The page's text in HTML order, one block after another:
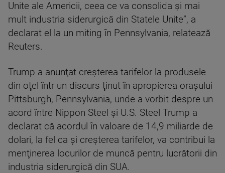
Unite ale Americii, ceea ce va consolida şi mai
mult industria siderurgică din Statele Unite”, a
declarat el la un miting în Pennsylvania, relatează
Reuters.
Trump a anunţat creşterea tarifelor la produsele
din oţel într-un discurs ţinut în apropierea oraşului
Pittsburgh, Pennsylvania, unde a vorbit despre un
acord între Nippon Steel şi U.S. Steel Trump a
declarat că acordul în valoare de 14,9 miliarde de
dolari, la fel ca şi creşterea tarifelor, va contribui la
menţinerea locurilor de muncă pentru lucrătorii din
industria siderurgică din SUA.